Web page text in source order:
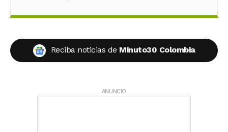
Reciba noticias de Minuto30 Colombia
ANUNCIO